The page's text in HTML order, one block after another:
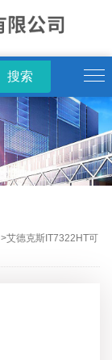
>艾德克斯IT7322HT可